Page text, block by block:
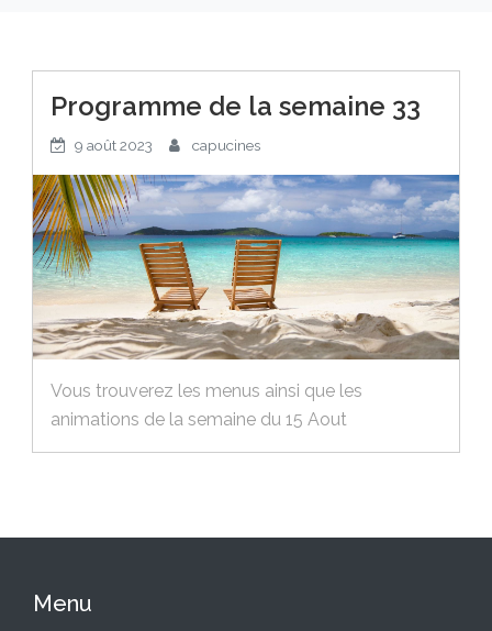
Programme de la semaine 33
9 août 2023 capucines
Vous trouverez les menus ainsi que les
animations de la semaine du 15 Aout
Menu